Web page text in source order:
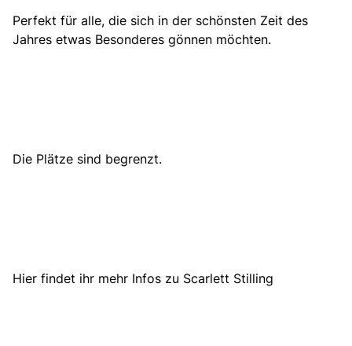
Perfekt für alle, die sich in der schönsten Zeit des
Jahres etwas Besonderes gönnen möchten.
Die Plätze sind begrenzt.
Hier findet ihr mehr Infos zu Scarlett Stilling